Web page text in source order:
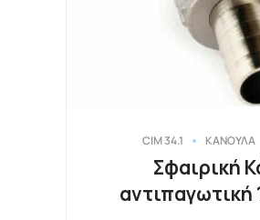
CIM 34.1 ΚΑΝΟΥΛΑ
Σφαιρική
αντιπαγωτική